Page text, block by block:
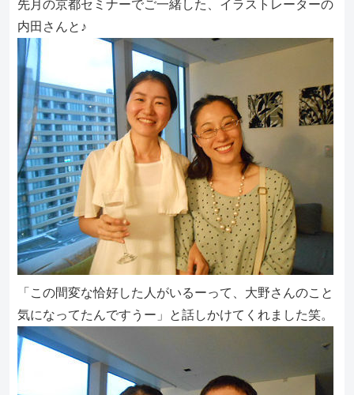
先月の京都セミナーでご一緒した、イラストレーターの
内田さんと♪
「この間変な恰好した人がいるーって、大野さんのこと
気になってたんですうー」と話しかけてくれました笑。